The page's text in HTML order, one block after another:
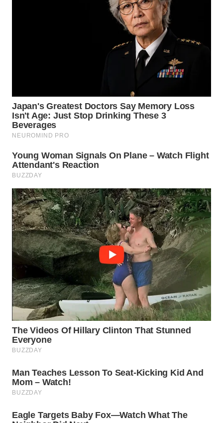
UTARA
WN
SAMOSIR
WN
PADANG
WN
SUMEDANG
WN
CIANJUR
WN
KEPULAUAN
SERIBU
WN
TANGERANG
BINJAI
CIREBON